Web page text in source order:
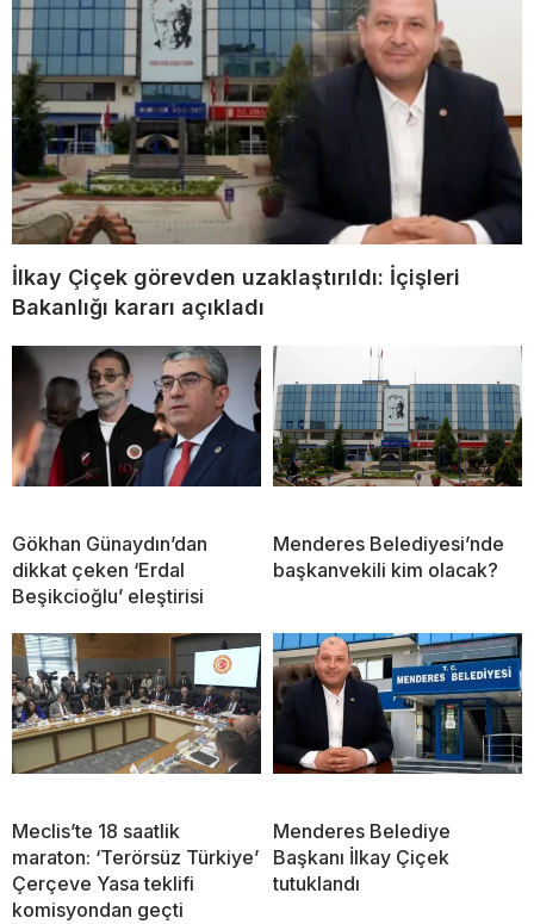
İlkay Çiçek görevden uzaklaştırıldı: İçişleri
Bakanlığı kararı açıkladı
Gökhan Günaydın’dan
dikkat çeken ‘Erdal
Beşikcioğlu’ eleştirisi
Menderes Belediyesi’nde
başkanvekili kim olacak?
Meclis’te 18 saatlik
maraton: ‘Terörsüz Türkiye’
Çerçeve Yasa teklifi
komisyondan geçti
Menderes Belediye
Başkanı İlkay Çiçek
tutuklandı